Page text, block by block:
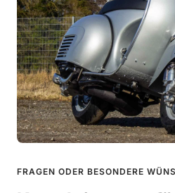
FRAGEN ODER BESONDERE